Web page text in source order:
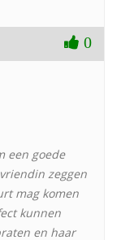
0
een goede
zeggen
mag komen
kunnen
en haar